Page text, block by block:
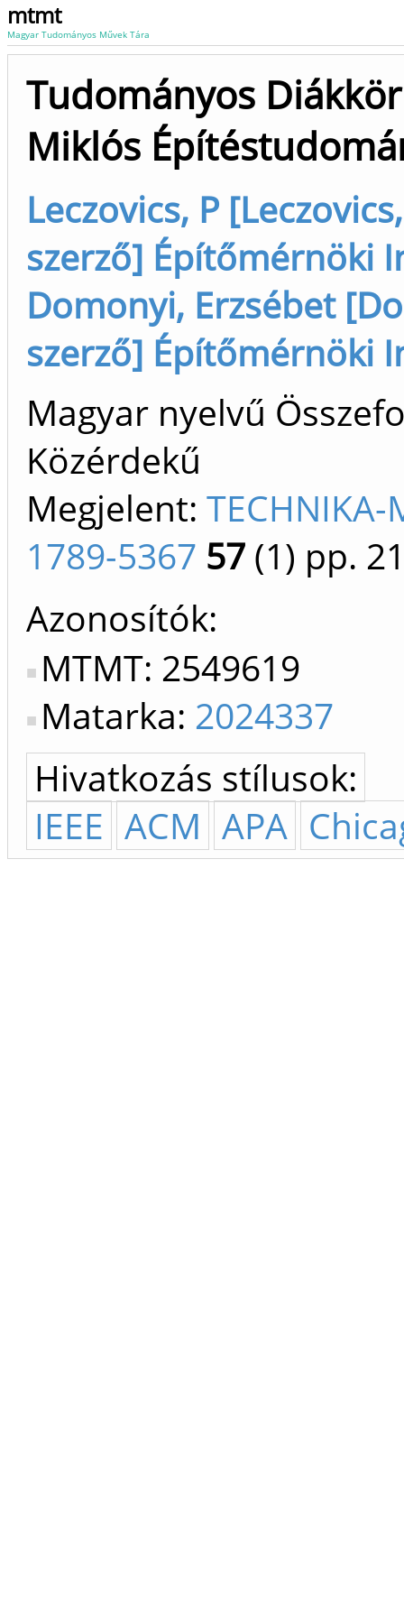
mtmt
Magyar Tudományos Művek Tára
Tudományos
Miklós
Leczovics, P
szerző] Építőmérnöki
Domonyi, Erzsébet
szerző] Építőmérnöki
Magyar nyelvű
Közérdekű
Megjelent: TECHNIKA-
1789-5367 57 (1) pp.
Azonosítók
MTMT: 2549619
Matarka: 2024337
Hivatkozás stílusok:
IEEE ACM APA